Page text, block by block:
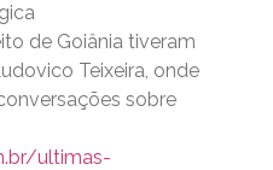
de Goiânia tiveram
Teixeira, onde
sobre
ultimas-